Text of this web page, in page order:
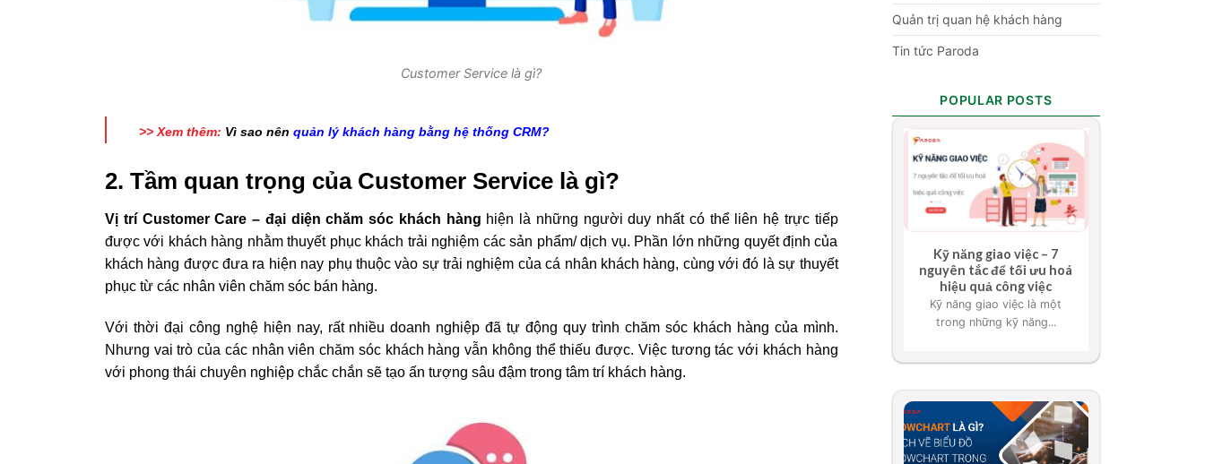
Customer Service là gì?
>> Xem thêm: Vì sao nên quản lý khách hàng bằng hệ thống CRM?
2. Tầm quan trọng của Customer Service là gì?
Vị trí Customer Care – đại diện chăm sóc khách hàng hiện là những người duy nhất có thể liên hệ trực tiếp
được với khách hàng nhằm thuyết phục khách trải nghiệm các sản phẩm/ dịch vụ. Phần lớn những quyết định của
khách hàng được đưa ra hiện nay phụ thuộc vào sự trải nghiệm của cá nhân khách hàng, cùng với đó là sự thuyết
phục từ các nhân viên chăm sóc bán hàng.
Với thời đại công nghệ hiện nay, rất nhiều doanh nghiệp đã tự động quy trình chăm sóc khách hàng của mình.
Nhưng vai trò của các nhân viên chăm sóc khách hàng vẫn không thể thiếu được. Việc tương tác với khách hàng
với phong thái chuyên nghiệp chắc chắn sẽ tạo ấn tượng sâu đậm trong tâm trí khách hàng.
Quản trị quan hệ khách hàng
Tin tức Paroda
POPULAR POSTS
Kỹ năng giao việc – 7
nguyên tắc để tối ưu hoá
hiệu quả công việc
Kỹ năng giao việc là một
trong những kỹ năng...